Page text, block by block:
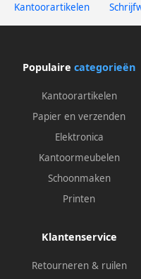
Kantoorartikelen
Populaire categorieën
Kantoorartikelen
Papier en verzenden
Elektronica
Kantoormeubelen
Schoonmaken
Printen
Klantenservice
Retourneren & ruilen